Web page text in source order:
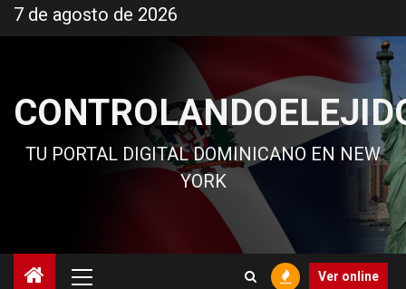
al
7 de agosto de 2026
TU PORTAL DIGITAL DOMINICANO EN NEW
YORK
principal
Ver online